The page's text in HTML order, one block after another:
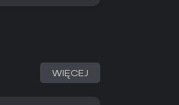
otwierania
WIĘCEJ